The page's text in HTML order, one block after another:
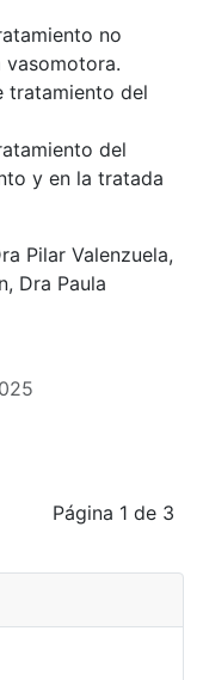
no
tratamiento del
del
y en la tratada
Pilar Valenzuela,
Dra Paula
Página 1 de 3